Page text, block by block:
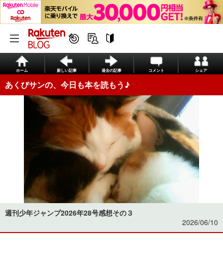
ホーム 新しい記事 過去の記事 コメント シェア
あくびサンの、今日も本を読もう♪
週刊少年ジャンプ2026年28号感想その３
2026/06/10